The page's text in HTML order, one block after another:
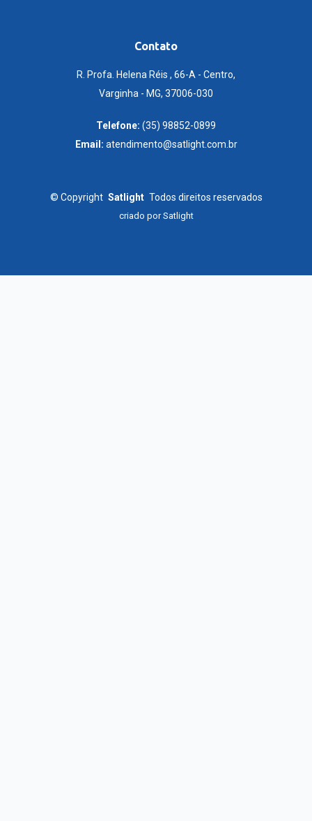
Contato
R. Profa. Helena Réis , 66-A - Centro,
Varginha - MG, 37006-030
Telefone: (35) 98852-0899
Email: atendimento@satlight.com.br
© Copyright Satlight Todos direitos reservados
criado porSatlight